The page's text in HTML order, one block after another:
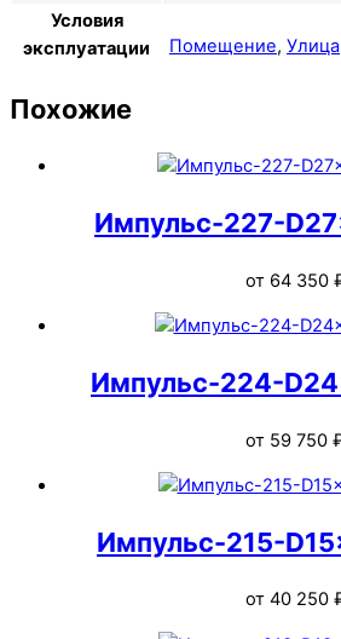
Условия
эксплуатации
Помещение, Улица
Похожие
Импульс-227-
от 64 350
Импульс-224-
от 59 750
Импульс-215-
от 40 250